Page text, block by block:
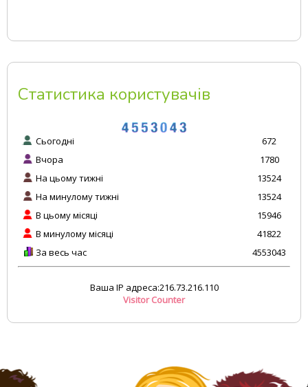
Статистика користувачів
Сьогодні
Вчора
На цьому тижні
На минулому тижні
В цьому місяці
В минулому місяці
672
1780
13524
13524
15946
41822
Visitor Counter